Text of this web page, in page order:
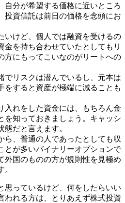
自分が希望する価格に近いところ
投資信託は前日の価格を念頭にお
いけど、個人では融資を受けるの
金を持ち合わせていたとしてもリ
方にもってこいなのがリートへの
でリスクは潜んでいるし、元本は
をすると資産が極端に減ることも
入れをした資金には、もちろん金
を知っておきましょう。キャッシ
態だと言えます。
ら、普通の人であったとしても収
とが多いバイナリーオプションで
外国のものの方が規則性を見極め
思っているけど、何をしたらいい
われる方は、とりあえず株式投資